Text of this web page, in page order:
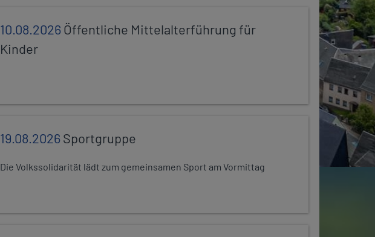
10.08.2026Öffentliche Mittelalterführung für
Kinder
19.08.2026Sportgruppe
Die Volkssolidarität lädt zum gemeinsamen Sport am Vormittag